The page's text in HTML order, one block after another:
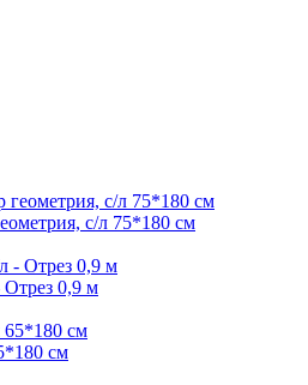
с/л 75*180 см
Отрез 0,9 м
см